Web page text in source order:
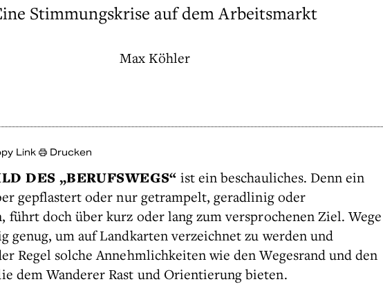
Stimmungskrise auf dem Arbeitsmarkt
Max Köhler
Link Drucken
DES „BERUFSWEGS“ ist ein beschauliches. Denn ein
gepflastert oder nur getrampelt, geradlinig oder
führt doch über kurz oder lang zum versprochenen Ziel. Wege
genug, um auf Landkarten verzeichnet zu werden und
Regel solche Annehmlichkeiten wie den Wegesrand und den
dem Wanderer Rast und Orientierung bieten.